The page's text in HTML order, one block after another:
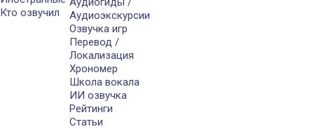
Кто озвучил
Аудиоэкскурсии
Озвучка игр
Перевод /
Локализация
Хрономер
Школа вокала
ИИ озвучка
Рейтинги
Статьи